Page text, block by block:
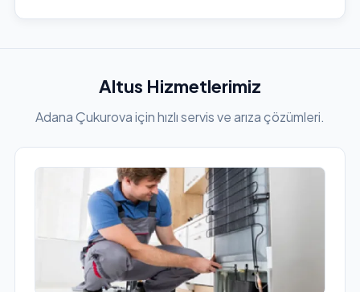
Altus Hizmetlerimiz
Adana Çukurova için hızlı servis ve arıza çözümleri.